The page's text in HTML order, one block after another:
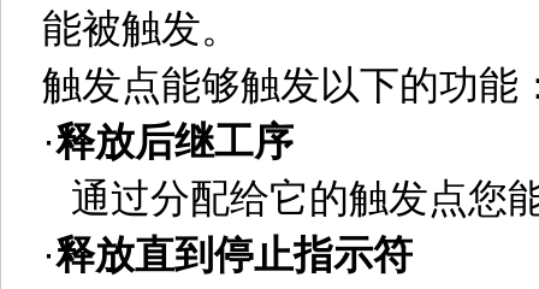
能被触发。
触发点能够触发以下的功能
·释放后继工序
通过分配给它的触发点您
·释放直到停止指示符